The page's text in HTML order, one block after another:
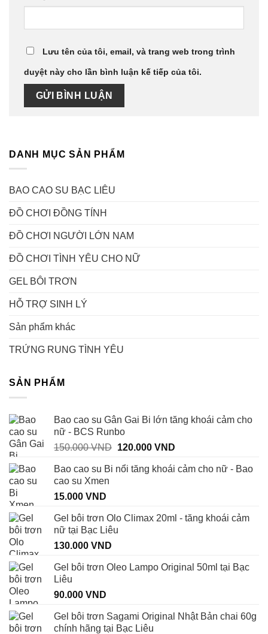
Lưu tên của tôi, email, và trang web trong trình
duyệt này cho lần bình luận kế tiếp của tôi.
DANH MỤC SẢN PHẨM
BAO CAO SU BẠC LIÊU
ĐỒ CHƠI ĐỒNG TÍNH
ĐỒ CHƠI NGƯỜI LỚN NAM
ĐỒ CHƠI TÌNH YÊU CHO NỮ
GEL BÔI TRƠN
HỖ TRỢ SINH LÝ
Sản phẩm khác
TRỨNG RUNG TÌNH YÊU
SẢN PHẨM
Bao cao su Gân Gai Bi lớn tăng khoái cảm cho
nữ - BCS Runbo
150.000VND Giá
là:
120.000 VNDGiá
tại
Bao cao su Bi nổi tăng khoái cảm cho nữ - Bao
cao su Xmen
15.000 VND
Gel bôi trơn Olo Climax 20ml - tăng khoái cảm
nữ tại Bạc Liêu
130.000 VND
Gel bôi trơn Oleo Lampo Original 50ml tại Bạc
Liêu
90.000 VND
Gel bôi trơn Sagami Original Nhật Bản chai 60g
chính hãng tại Bạc Liêu